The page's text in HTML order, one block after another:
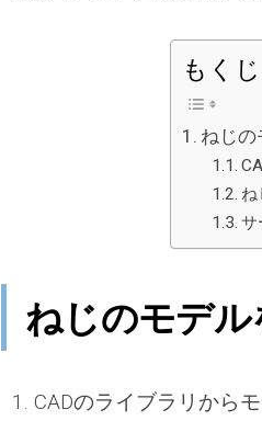
もくじ
ねじ
ね
サ
ねじのモデ
CADのライブラリから